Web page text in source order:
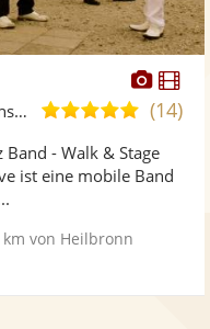
Fotos
5,0
5
(14)
Ensemble/Musikgruppe, Bläser-Ensemble
Band - Walk & Stage
ist eine mobile Band
km von Heilbronn